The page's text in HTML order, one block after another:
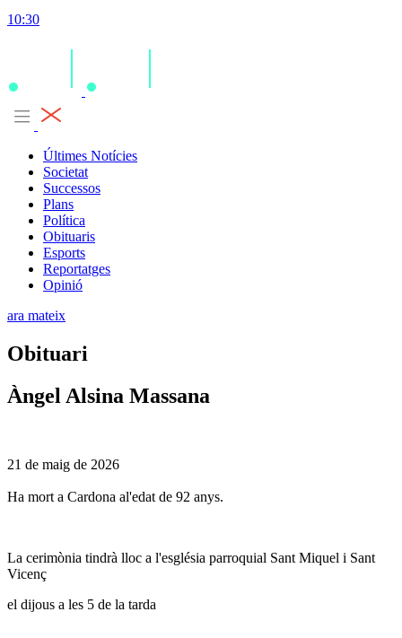
10:30
Últimes Notícies
Societat
Successos
Plans
Política
Obituaris
Esports
Reportatges
Opinió
ara mateix
Obituari
Àngel Alsina Massana
21 de maig de 2026
Ha mort a Cardona al'edat de 92 anys.
La cerimònia tindrà lloc a l'església parroquial Sant Miquel i Sant
Vicenç
el dijous a les 5 de la tarda